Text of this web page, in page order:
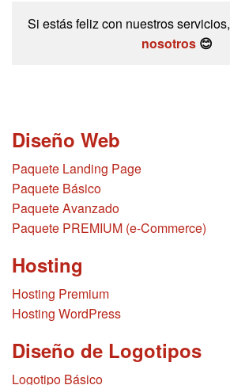
Si estás feliz con nuestros servicios,
nosotros 😊
Diseño Web
Paquete Landing Page
Paquete Básico
Paquete Avanzado
Paquete PREMIUM (e-Commerce)
Hosting
Hosting Premium
Hosting WordPress
Diseño de Logotipos
Logotipo Básico